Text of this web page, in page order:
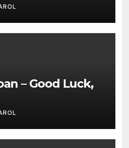
– Good Luck,